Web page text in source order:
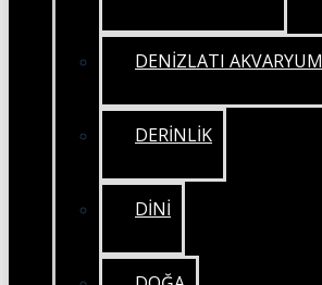
DENİZLATI AKVARYUM
DERİNLİK
DİNİ